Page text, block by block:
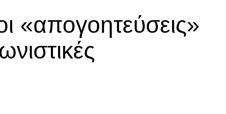
στην κλειστή του γωνία, μετά από σουτ του
σε κεφαλιά του τη μπάλα να φεύγει ελάχιστα
«απογοητεύσεις»